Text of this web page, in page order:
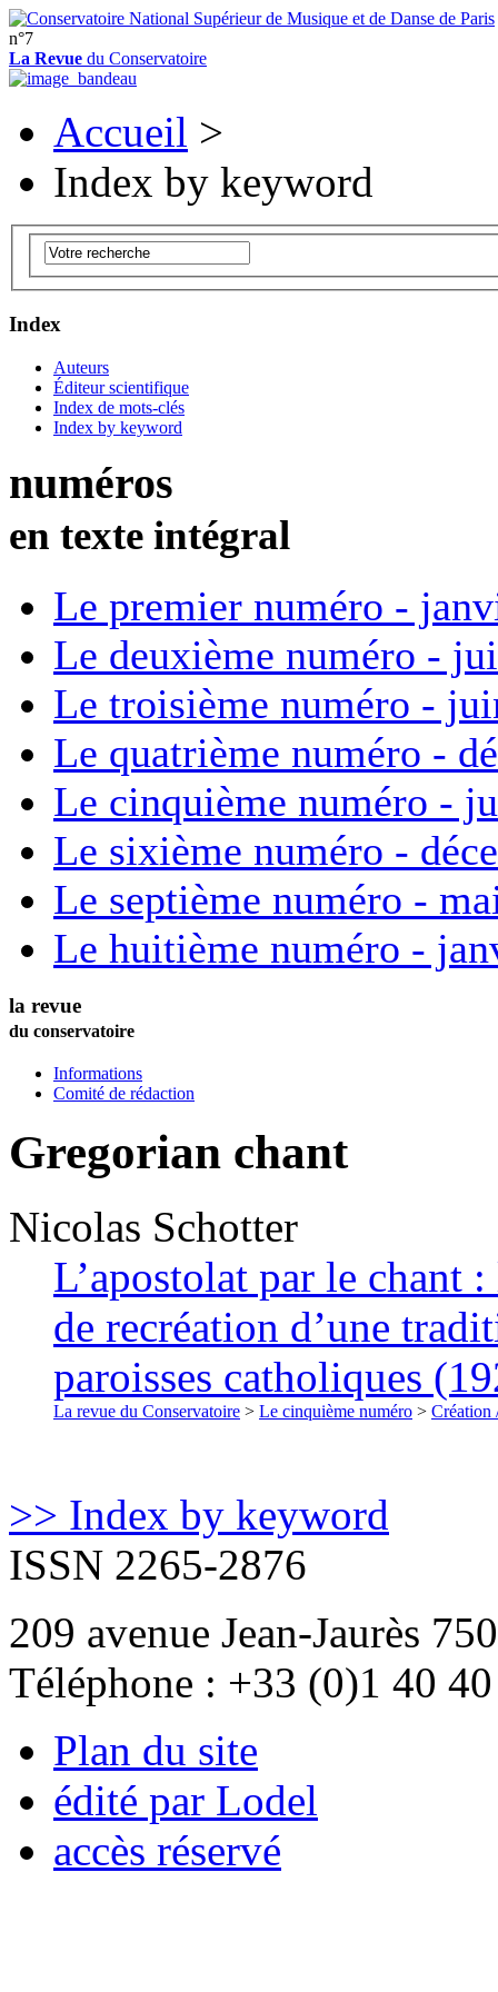
n°7
La Revue du Conservatoire
Accueil >
Index by keyword
Index
Auteurs
Éditeur scientifique
Index de mots-clés
Index by keyword
numéros
en texte intégral
Le premier numéro -
Le deuxième numéro -
Le troisième numéro -
Le quatrième numéro -
Le cinquième numéro -
Le sixième numéro -
Le septième numéro -
Le huitième numéro -
la revue
du conservatoire
Informations
Comité de rédaction
Gregorian chant
Nicolas Schotter
L’apostolat par le chant
de recréation d’une
paroisses catholiques
La revue du Conservatoire > Le cinquième numéro > Création
>> Index by keyword
ISSN 2265-2876
209 avenue Jean-Jaurès
Téléphone : +33 (0)1 40
Plan du site
édité par Lodel
accès réservé